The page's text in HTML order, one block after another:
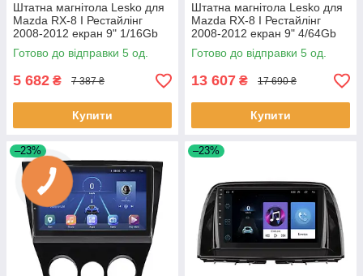
Штатна магнітола Lesko для
Mazda RX-8 I Рестайлінг
2008-2012 екран 9" 1/16Gb
Wi-Fi GPS Base 5 шт.
Готово до відправки 5 од.
5 682 ₴ 7 387 ₴
Купити
Штатна магнітола Lesko для
Mazda RX-8 I Рестайлінг
2008-2012 екран 9" 4/64Gb
4G Wi-Fi GPS Top 5 шт.
Готово до відправки 5 од.
13 607 ₴ 17 690 ₴
Купити
–23% –23%